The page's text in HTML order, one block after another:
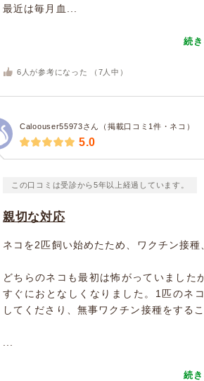
最近は毎月血...
続
6 人が参考になった （ 7 人中）
Caloouser55973さん（掲載口コミ1件・ネコ）
5.0
この口コミは受診から5年以上経過しています。
親切な対応
ネコを2匹飼い始めたため、ワクチン接
どちらのネコも最初は怖がっていました
すぐにおとなしくなりました。1匹のネ
してくださり、無事ワクチン接種をする
続